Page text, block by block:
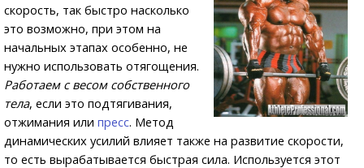
скорость, так быстро насколько
это возможно, при этом на
начальных этапах особенно, не
нужно использовать отягощения.
Работаем с весом собственного
тела, если это подтягивания,
отжимания или пресс. Метод
динамических усилий влияет также на развитие скорости,
то есть вырабатывается быстрая сила. Используется этот